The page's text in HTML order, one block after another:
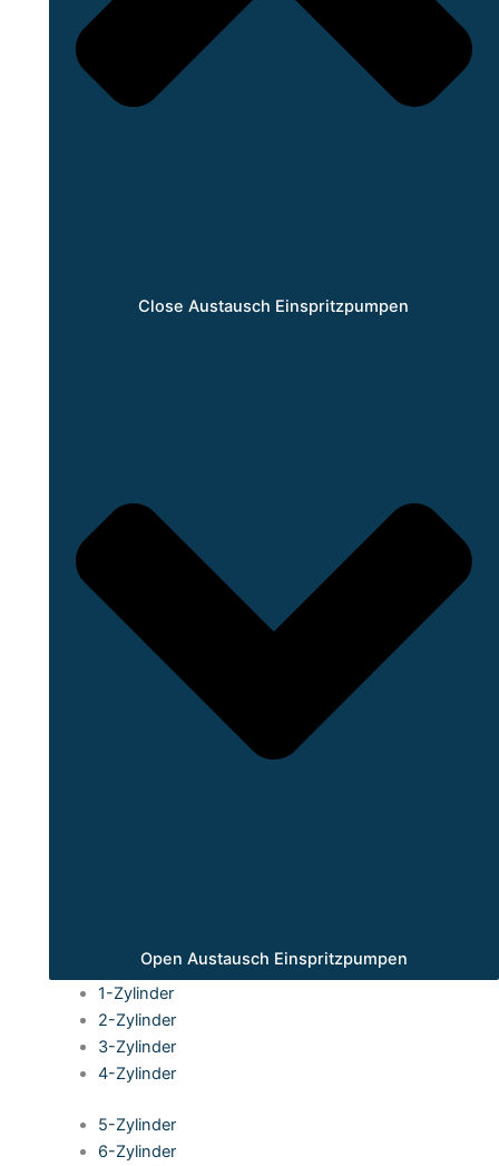
Close Austausch Einspritzpumpen
Open Austausch Einspritzpumpen
1-Zylinder
2-Zylinder
3-Zylinder
4-Zylinder
5-Zylinder
6-Zylinder